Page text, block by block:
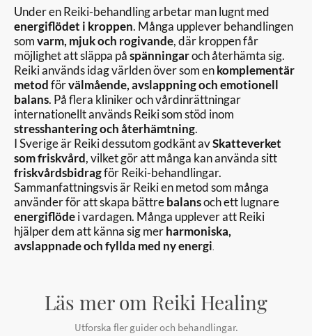
Under en Reiki-behandling arbetar man lugnt med
energiflödet i kroppen. Många upplever behandlingen
somvarm, mjuk och rogivande, där kroppen får
möjlighet att släppa påspänningaroch återhämta sig.
Reiki används idag världen över som enkomplementär
metodförvälmående, avslappning och emotionell
balans. På flera kliniker och vårdinrättningar
internationellt används Reiki som stöd inom
stresshantering och återhämtning.
I Sverige är Reiki dessutom godkänt avSkatteverket
som friskvård, vilket gör att många kan använda sitt
friskvårdsbidragför Reiki-behandlingar.
Sammanfattningsvis är Reiki en metod som många
använder för att skapa bättrebalansoch ett lugnare
energiflödei vardagen. Många upplever att Reiki
hjälper dem att känna sig merharmoniska,
avslappnade och fyllda med ny energi
Läs mer om Reiki Healing
Utforska fler guider och behandlingar.